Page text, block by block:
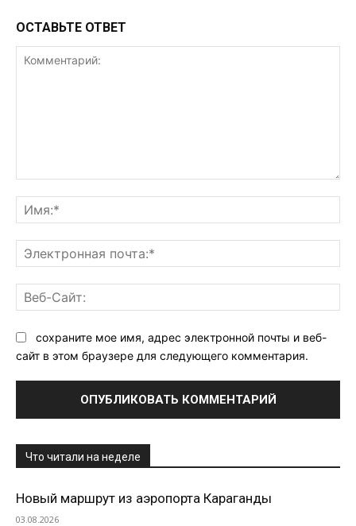
ОСТАВЬТЕ ОТВЕТ
сохраните мое имя, адрес электронной почты и веб-
сайт в этом браузере для следующего комментария.
Что читали на неделе
Новый маршрут из аэропорта Караганды
03.08.2026